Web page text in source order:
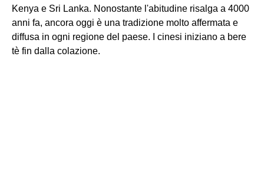
Kenya e Sri Lanka. Nonostante l'abitudine risalga a 4000
anni fa, ancora oggi è una tradizione molto affermata e
diffusa in ogni regione del paese. I cinesi iniziano a bere
tè fin dalla colazione.